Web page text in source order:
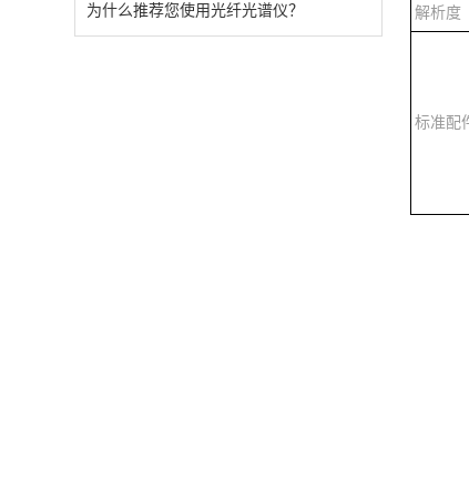
为什么推荐您使用光纤光谱仪？ 解析度
标准配